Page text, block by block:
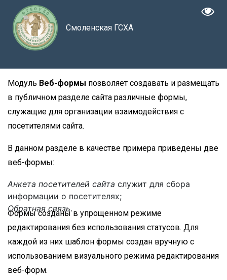
Смоленская ГСХА
Модуль Веб-формы позволяет создавать и размещать
в публичном разделе сайта различные формы,
служащие для организации взаимодействия с
посетителями сайта.
В данном разделе в качестве примера приведены две
веб-формы:
Анкета посетителей сайта служит для сбора
информации о посетителях;
Обратная связь.
Формы созданы в упрощенном режиме
редактирования без использования статусов. Для
каждой из них шаблон формы создан вручную с
использованием визуального режима редактирования
веб-форм.